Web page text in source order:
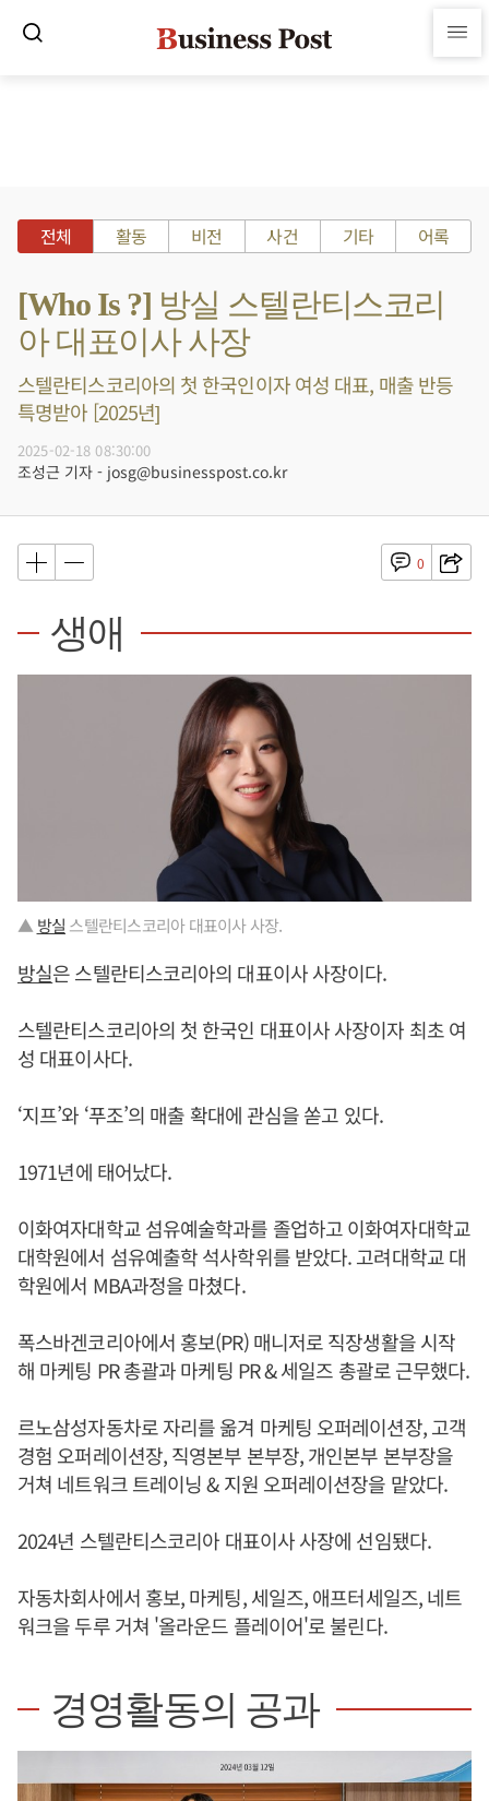
전체 활동 비전 사건 기타 어록
[Who Is ?] 방실 스텔란티스코리
아 대표이사 사장
스텔란티스코리아의 첫 한국인이자 여성 대표, 매출 반등
특명받아 [2025년]
2025-02-18 08:30:00
조성근 기자 - josg@businesspost.co.kr
0
생애
▲ 방실 스텔란티스코리아 대표이사 사장.
방실은 스텔란티스코리아의 대표이사 사장이다.
스텔란티스코리아의 첫 한국인 대표이사 사장이자 최초 여
성 대표이사다.
‘지프’와 ‘푸조’의 매출 확대에 관심을 쏟고 있다.
1971년에 태어났다.
이화여자대학교 섬유예술학과를 졸업하고 이화여자대학교
대학원에서 섬유예출학 석사학위를 받았다. 고려대학교 대
학원에서 MBA과정을 마쳤다.
폭스바겐코리아에서 홍보(PR) 매니저로 직장생활을 시작
해 마케팅 PR 총괄과 마케팅 PR & 세일즈 총괄로 근무했다.
르노삼성자동차로 자리를 옮겨 마케팅 오퍼레이션장, 고객
경험 오퍼레이션장, 직영본부 본부장, 개인본부 본부장을
거쳐 네트워크 트레이닝 & 지원 오퍼레이션장을 맡았다.
2024년 스텔란티스코리아 대표이사 사장에 선임됐다.
자동차회사에서 홍보, 마케팅, 세일즈, 애프터세일즈, 네트
워크을 두루 거쳐 '올라운드 플레이어'로 불린다.
경영활동의 공과